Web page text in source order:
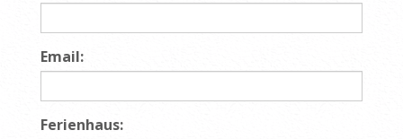
Email:
Ferienhaus: